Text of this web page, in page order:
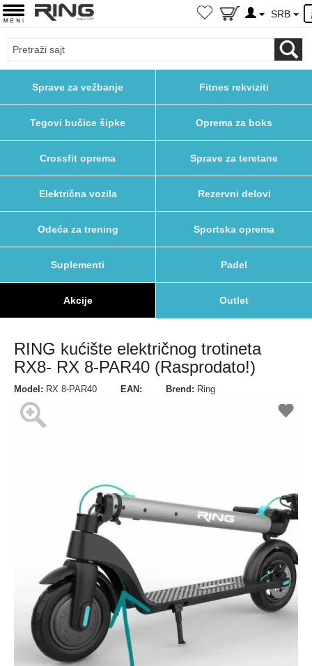
SRB
Sprave za vežbanje Fitnes rekviziti
Tegovi bučice šipke Oprema za boks
Crossfit oprema Sprave za teretane
Električna vozila Rezervni delovi
Odeća za trening Sportska oprema
Suplementi Padel
Akcije Outlet
RING kućište električnog trotineta
RX8- RX 8-PAR40 (Rasprodato!)
Model: RX 8-PAR40 EAN: Brend: Ring